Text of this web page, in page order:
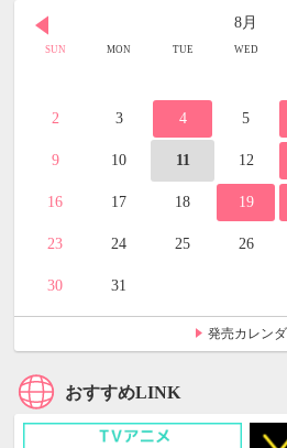
8月
SUN MON TUE WED
2 3 4 5
9 10 11 12
16 17 18 19
23 24 25 26
30 31
発売カレン
おすすめLINK